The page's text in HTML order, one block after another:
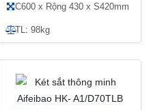
C600 x Rộng 430 x S420mm
TL: 98kg